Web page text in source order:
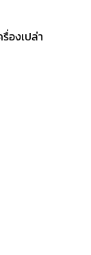
องเปล่า